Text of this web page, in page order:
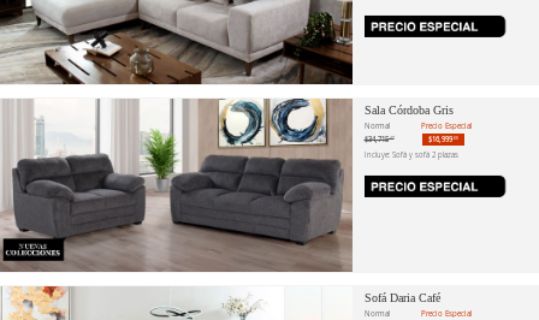
Sala Córdoba Gris
Normal
$34,715.47
Precio Especial
$16,999.00
Incluye: Sofá y sofá 2 plazas
Sofá Daria Café
Normal
Precio Especial